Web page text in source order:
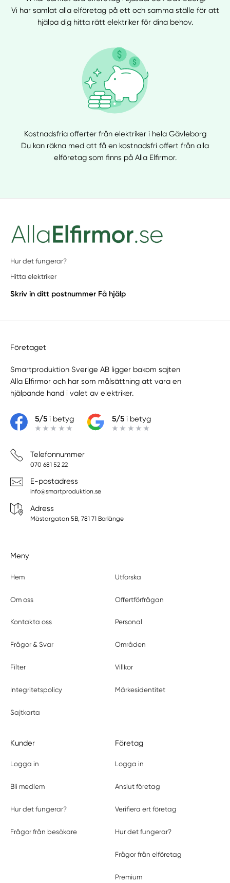
Vi har samlat alla elföretag på ett och samma ställe för att
hjälpa dig hitta rätt elektriker för dina behov.
Kostnadsfria offerter från elektriker i hela Gävleborg
Du kan räkna med att få en kostnadsfri offert från alla
elföretag som finns på Alla Elfirmor.
Hur det fungerar?
Hitta elektriker
Skriv in ditt postnummer Få hjälp
Företaget
Smartproduktion Sverige AB ligger bakom sajten
Alla Elfirmor och har som målsättning att vara en
hjälpande hand i valet av elektriker.
5/5i betyg 5/5i betyg
Telefonnummer
070 681 52 22
E-postadress
info@smartproduktion.se
Adress
Mästargatan 5B, 781 71 Borlänge
Meny
Hem Utforska
Om oss Offertförfrågan
Kontakta oss Personal
Frågor & Svar Områden
Filter Villkor
Integritetspolicy Märkesidentitet
Sajtkarta
Kunder
Logga in
Bli medlem
Hur det fungerar?
Frågor från besökare
Företag
Logga in
Anslut företag
Verifiera ert företag
Hur det fungerar?
Frågor från elföretag
Premium